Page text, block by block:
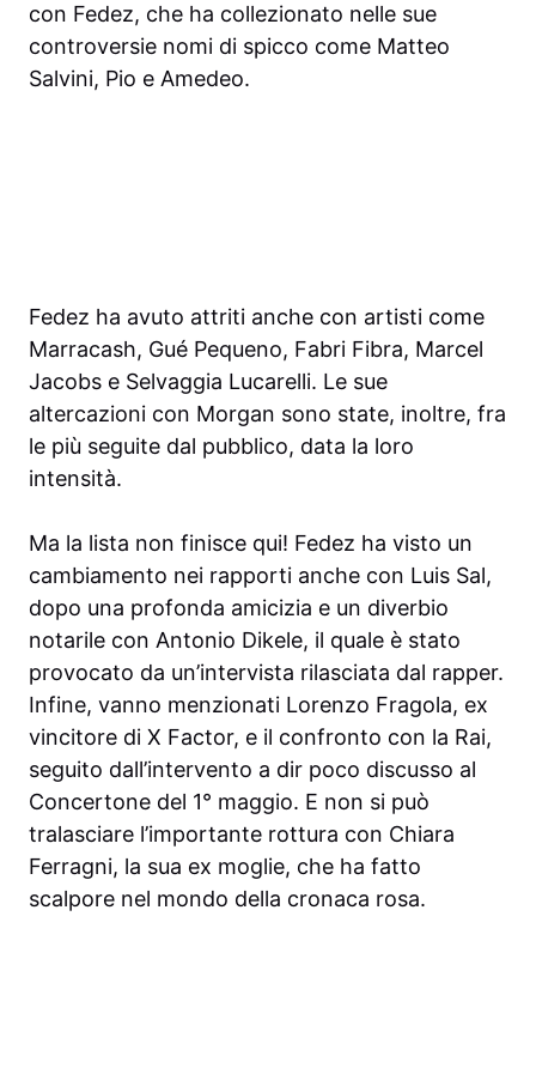
con Fedez, che ha collezionato nelle sue
controversie nomi di spicco come Matteo
Salvini, Pio e Amedeo.
Fedez ha avuto attriti anche con artisti come
Marracash, Gué Pequeno, Fabri Fibra, Marcel
Jacobs e Selvaggia Lucarelli. Le sue
altercazioni con Morgan sono state, inoltre, fra
le più seguite dal pubblico, data la loro
intensità.
Ma la lista non finisce qui! Fedez ha visto un
cambiamento nei rapporti anche con Luis Sal,
dopo una profonda amicizia e un diverbio
notarile con Antonio Dikele, il quale è stato
provocato da un’intervista rilasciata dal rapper.
Infine, vanno menzionati Lorenzo Fragola, ex
vincitore di X Factor, e il confronto con la Rai,
seguito dall’intervento a dir poco discusso al
Concertone del 1° maggio. E non si può
tralasciare l’importante rottura con Chiara
Ferragni, la sua ex moglie, che ha fatto
scalpore nel mondo della cronaca rosa.